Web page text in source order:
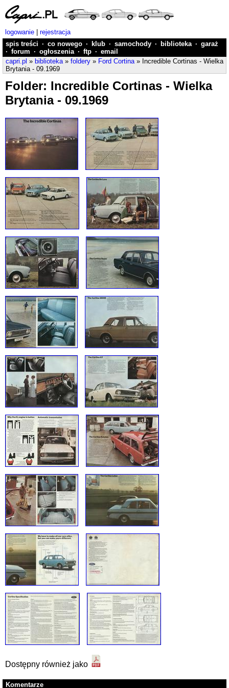
logowanie
rejestracja
spis treści · co nowego · klub · samochody · biblioteka · garaż
· forum · ogłoszenia · ftp · email
capri.pl » biblioteka» foldery » Ford Cortina» Incredible Cortinas - Wielka
Brytania - 09.1969
Folder: Incredible Cortinas - Wielka
Brytania - 09.1969
Dostępny również jako
Komentarze